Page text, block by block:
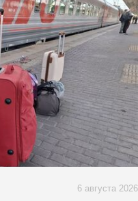
6 августа 2026